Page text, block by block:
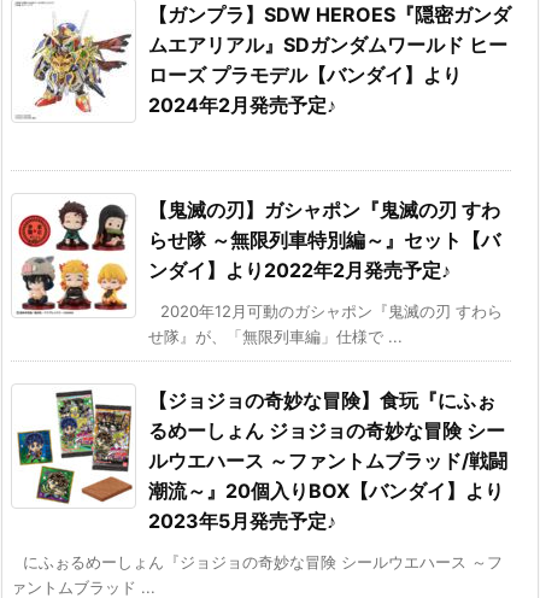
【ガンプラ】SDW HEROES『隠密ガンダ
ムエアリアル』SDガンダムワールド ヒー
ローズ プラモデル【バンダイ】より
2024年2月発売予定♪
【鬼滅の刃】ガシャポン『鬼滅の刃 すわ
らせ隊 ～無限列車特別編～』セット【バ
ンダイ】より2022年2月発売予定♪
2020年12月可動のガシャポン『鬼滅の刃 すわら
せ隊』が、「無限列車編」仕様で ...
【ジョジョの奇妙な冒険】食玩『にふぉ
るめーしょん ジョジョの奇妙な冒険 シー
ルウエハース ～ファントムブラッド/戦闘
潮流～』20個入りBOX【バンダイ】より
2023年5月発売予定♪
にふぉるめーしょん『ジョジョの奇妙な冒険 シールウエハース ～フ
ァントムブラッド ...